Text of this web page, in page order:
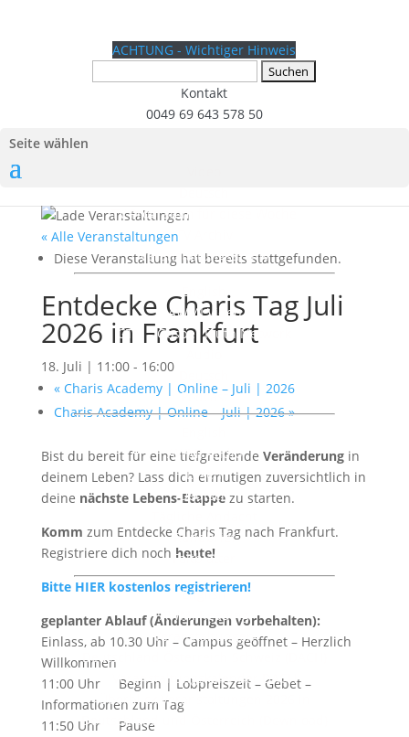
ACHTUNG - Wichtiger Hinweis
Kontakt
0049 69 643 578 50
TV Programm für diese Woche
TV Archiv
Veranstaltungsarchiv
English
AWMI Video
GTN – Gospel Truth Network
Podcast
AWMI Audio
Lesen
Deutsch
Rundbrief
Faltblätter
English
AWMI Reading
Veranstaltungen
Deutschland Österreich Schweiz (DACH)
Veranstaltungskalender DACH
Überblick Veranstaltungen 2026 in
Deutschland und Österreich (Download)
Seite wählen
« Alle Veranstaltungen
Diese Veranstaltung hat bereits stattgefunden.
Entdecke Charis Tag Juli
2026 in Frankfurt
18. Juli | 11:00- 16:00
«Charis Academy | Online – Juli | 2026
Charis Academy | Online – Juli | 2026»
Bist du bereit für eine tiefgreifende Veränderungin
deinem Leben? Lass dich ermutigen zuversichtlich in
deine nächste Lebens-Etappezu starten.
Komm zum Entdecke Charis Tag nach Frankfurt.
Registriere dich noch heute!
Bitte HIER kostenlos registrieren!
geplanter Ablauf (Änderungen vorbehalten):
Einlass, ab 10.30 Uhr – Campus geöffnet – Herzlich
Willkommen
11:00 Uhr Beginn | Lobpreiszeit – Gebet –
Informationen zum Tag
11:50 Uhr Pause